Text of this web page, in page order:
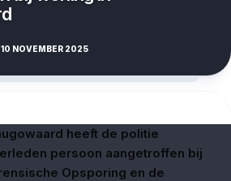
10 NOVEMBER 2025
heeft de politie
persoon aangetroffen bij
Opsporing en de